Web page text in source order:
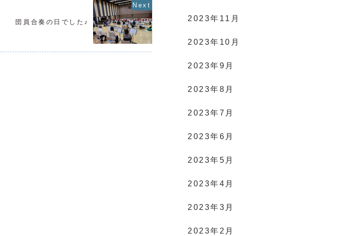
団員合奏の日でした♪ 2023年11月
2023年10月
2023年9月
2023年8月
2023年7月
2023年6月
2023年5月
2023年4月
2023年3月
2023年2月